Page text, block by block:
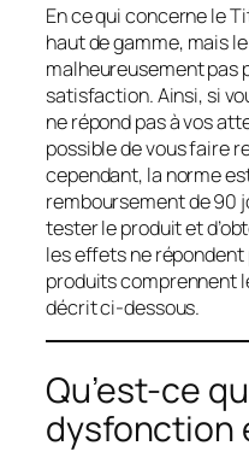
En ce qui concerne le
haut de gamme, mais
malheureusement pas
satisfaction. Ainsi, si
ne répond pas à vos
possible de vous faire
cependant, la norme
remboursement de 90
tester le produit et
les effets ne
produits comprennent
décrit ci-dessous.
Qu’est-ce
dysfonction